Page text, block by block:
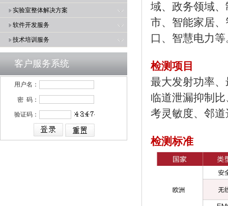
实验室整体解决方案
软件开发服务
技术培训服务
客户服务系统
用户名：
密 码：
验证码：
域、 政务领域、
市、 智能家居、
口、 智慧电力等
检测项目
最大发射功率、
临道泄漏抑制比
考灵敏度、 邻道
检测标准